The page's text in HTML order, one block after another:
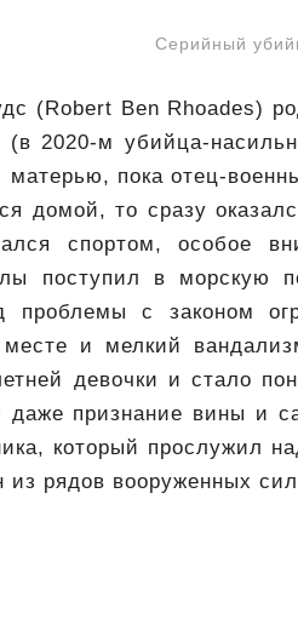
Серийный
(Robert Ben Rhoades)
(в 2020-м убийца-
матерью, пока отец-
домой, то сразу
спортом, особое
поступил в морскую
проблемы с законом
и мелкий
девочки и стало
даже признание вины и
который прослужил
из рядов вооруженных